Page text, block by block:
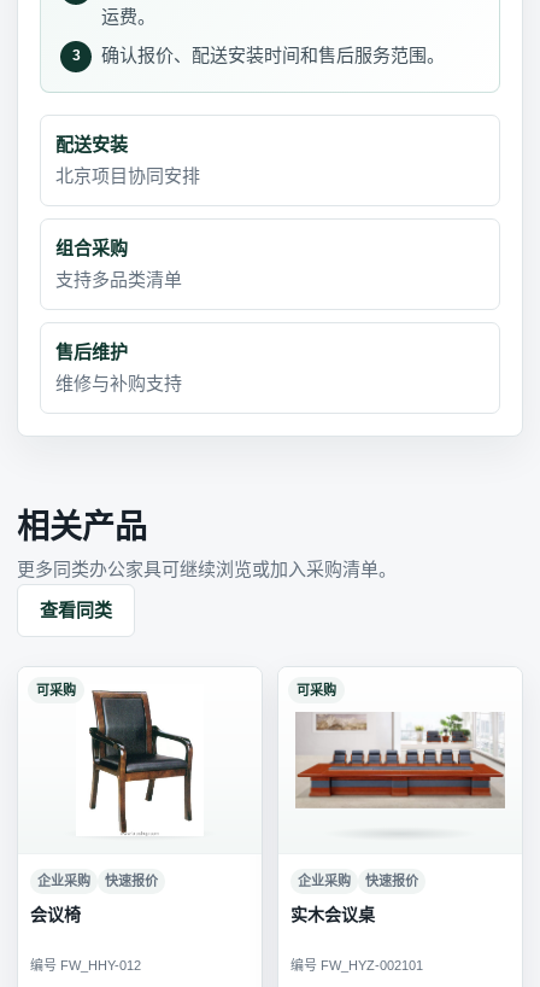
运费。
3 确认报价、配送安装时间和售后服务范围。
配送安装
北京项目协同安排
组合采购
支持多品类清单
售后维护
维修与补购支持
相关产品
更多同类办公家具可继续浏览或加入采购清单。
查看同类
可采购
企业采购 快速报价
会议椅
编号 FW_HHY-012
可采购
企业采购 快速报价
实木会议桌
编号 FW_HYZ-002101